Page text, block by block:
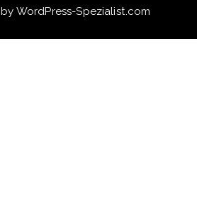
WordPress-Spezialist.com